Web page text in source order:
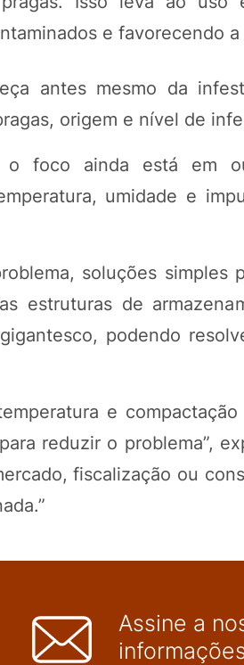
e favorecendo
antes mesmo da
origem e nível de
foco ainda está em
umidade e
soluções simples
estruturas de
podendo
e
reduzir o problema”,
fiscalização ou
Assine a